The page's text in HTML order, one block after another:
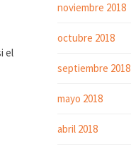
el
noviembre 2018
octubre 2018
septiembre 2018
mayo 2018
abril 2018